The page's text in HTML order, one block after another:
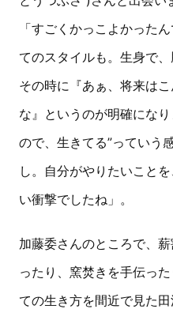
「すごくかっこよかった
てのスタイルも。生身で、
その時に『あぁ、将来は
な』というのが明確にな
ので、生きてる”っていう
し。自分がやりたいこと
い衝撃でしたね」。
加藤委さんのところで、
ったり、窯焚きを手伝っ
ての生き方を間近で見た